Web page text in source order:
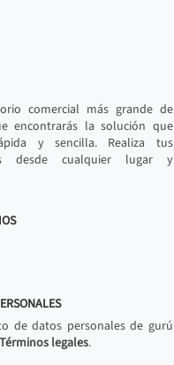
comercial más grande de
encontrarás la solución que
y sencilla. Realiza tus
desde cualquier lugar y
de datos personales de gurú
Términos legales.